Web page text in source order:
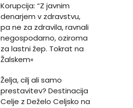
Korupcija: “Z javnim
denarjem v zdravstvu,
pa ne za zdravila, ravnali
negospodarno, oziroma
za lastni žep. Tokrat na
Žalskem«
Želja, cilj ali samo
prestavitev? Destinacija
Celje z Deželo Celjsko na